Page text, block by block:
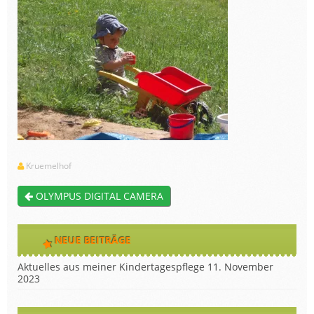
Kruemelhof
OLYMPUS DIGITAL CAMERA
NEUE BEITRÄGE
Aktuelles aus meiner Kindertagespflege 11. November
2023